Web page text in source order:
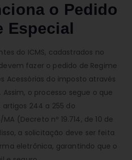
o Pedido
Especial
do ICMS, cadastrados no
fazer o pedido de Regime
Acessórias do imposto através
o processo segue o que
244 a 255 do
(Decreto nº 19.714, de 10 de
a solicitação deve ser feita
eletrônica, garantindo que o